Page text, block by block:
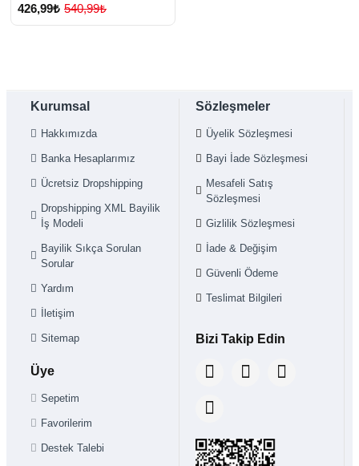
426,99₺ 540,99₺
Kurumsal
Hakkımızda
Banka Hesaplarımız
Ücretsiz Dropshipping
Dropshipping XML Bayilik
İş Modeli
Bayilik Sıkça Sorulan
Sorular
Yardım
İletişim
Sitemap
Üye
Sepetim
Favorilerim
Destek Talebi
Sözleşmeler
Üyelik Sözleşmesi
Bayi İade Sözleşmesi
Mesafeli Satış
Sözleşmesi
Gizlilik Sözleşmesi
İade & Değişim
Güvenli Ödeme
Teslimat Bilgileri
Bizi Takip Edin